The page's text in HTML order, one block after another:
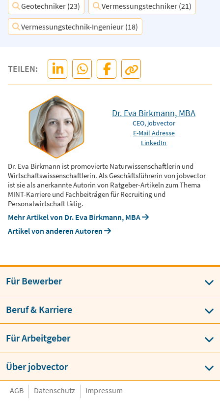
Geotechniker (23) Vermessungstechniker (21)
Vermessungstechnik-Ingenieur (18)
TEILEN:
Dr. Eva Birkmann, MBA
CEO, jobvector
E-Mail Adresse
LinkedIn
Dr. Eva Birkmann ist promovierte Naturwissenschaftlerin und
Wirtschaftswissenschaftlerin. Als Geschäftsführerin von jobvector
ist sie als anerkannte Autorin von Ratgeber-Artikeln zum Thema
MINT-Karriere und Fachbeiträgen für Recruiting und
Personalwirtschaft tätig.
Mehr Artikel von Dr. Eva Birkmann, MBA
Artikel von anderen Autoren
Für Bewerber
Beruf & Karriere
Für Arbeitgeber
Über jobvector
AGB Datenschutz Impressum